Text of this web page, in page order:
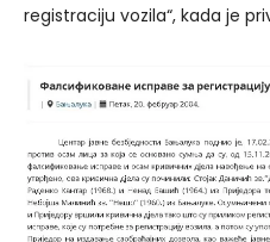
registraciju vozila“, kada je